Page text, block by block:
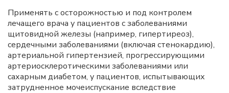
Применять с осторожностью и под контролем
лечащего врача у пациентов с заболеваниями
щитовидной железы (например, гипертиреоз),
сердечными заболеваниями (включая стенокардию),
артериальной гипертензией, прогрессирующими
артериосклеротическими заболеваниями или
сахарным диабетом, у пациентов, испытывающих
затрудненное мочеиспускание вследствие